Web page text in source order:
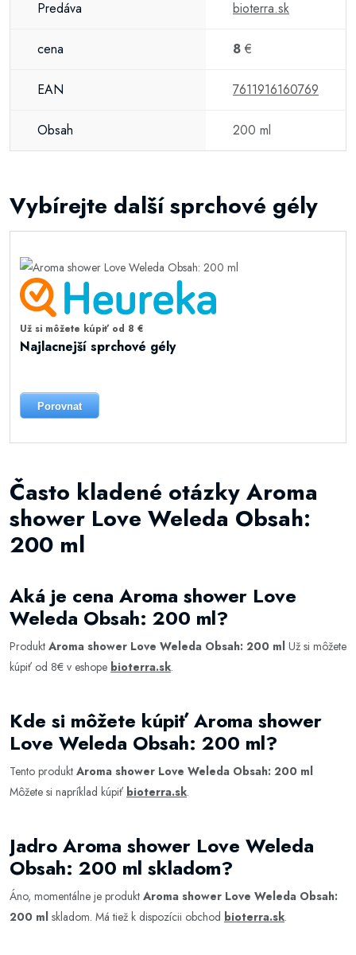
Predáva bioterra.sk
cena 8 €
EAN 7611916160769
Obsah 200 ml
Vybírejte další sprchové gély
Už si môžete kúpiť od 8 €
Najlacnejší sprchové gély
Porovnat
Často kladené otázky Aroma
shower Love Weleda Obsah:
200 ml
Aká je cena Aroma shower Love
Weleda Obsah: 200 ml?
Produkt Aroma shower Love Weleda Obsah: 200 ml Už si môžete
kúpiť od 8€ v eshope bioterra.sk.
Kde si môžete kúpiť Aroma shower
Love Weleda Obsah: 200 ml?
Tento produkt Aroma shower Love Weleda Obsah: 200 ml
Môžete si napríklad kúpiť bioterra.sk.
Jadro Aroma shower Love Weleda
Obsah: 200 ml skladom?
Áno, momentálne je produkt Aroma shower Love Weleda Obsah:
200 ml skladom. Má tiež k dispozícii obchod bioterra.sk.